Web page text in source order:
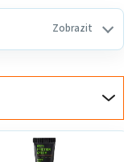
Zobrazit